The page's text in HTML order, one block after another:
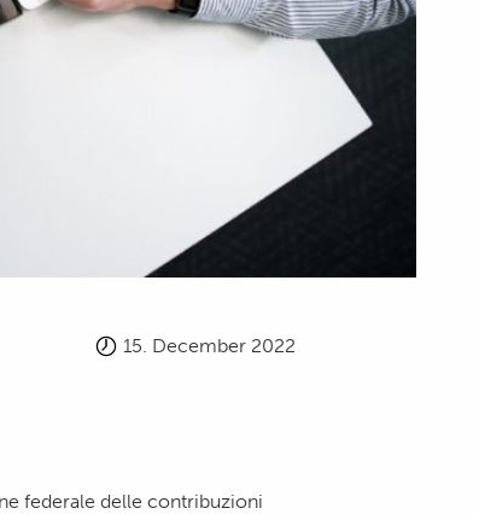
15. December 2022
federale delle contribuzioni